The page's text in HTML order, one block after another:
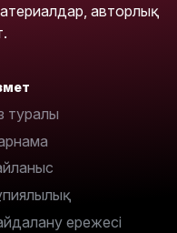
авторлық
туралы
ережесі